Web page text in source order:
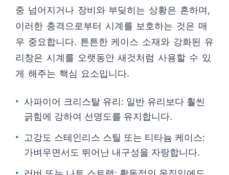
중 넘어지거나 장비와 부딪히는 상황은 흔하며,
이러한 충격으로부터 시계를 보호하는 것은 매
우 중요합니다. 튼튼한 케이스 소재와 강화된 유
리창은 시계를 오랫동안 새것처럼 사용할 수 있
게 해주는 핵심 요소입니다.
사파이어 크리스탈 유리: 일반 유리보다 훨씬
긁힘에 강하여 선명도를 유지합니다.
고강도 스테인리스 스틸 또는 티타늄 케이스:
가벼우면서도 뛰어난 내구성을 자랑합니다.